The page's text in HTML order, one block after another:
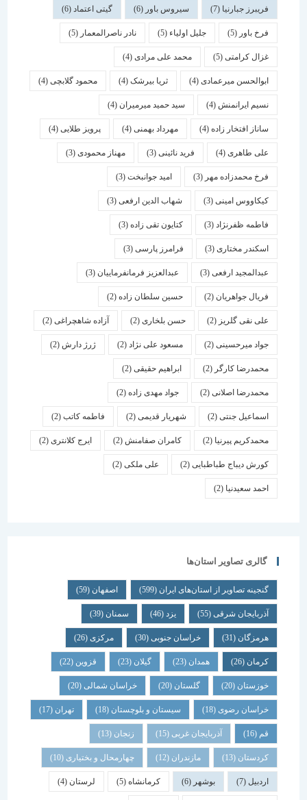
فریبرز جبارنیا(7) سیروس باور(6) گیتی اعتماد(6)
فرخ باور(5) جلیل اولیاء(5) نادر ناصرالمعمار (5)
غزال کرامتی(5) محمد علی مرادی(4)
ابوالحسن میرعمادی(4) ثریا بیرشک(4) محمود گلابچی(4)
نسیم ایرانمنش(4) سید حمید میرمیران(4)
ساناز افتخار زاده(4) مهرداد بهمنی (4) پرویز طلایی(4)
علی طاهری(4) فرید نائینی(3) مهناز محمودی(3)
فرخ محمدزاده مهر(3) امید جوانبخت(3)
کیکاووس امینی(3) شهاب الدین ارفعی(3)
فاطمه ظفرنژاد(3) کتایون تقی زاده(3)
اسكندر مختاری (3) فرامرز پارسی(3)
عبدالمجید ارفعی(3) عبدالعزیز فرمانفرماییان(3)
فریال جواهریان(2) حسین سلطان زاده(2)
علی نقی گلریز(2) حسن بلخاری(2) آزاده شاهچراغی(2)
جواد میرحسینی(2) مسعود علی نژاد(2) ژرژ دارش (2)
محمدرضا کارگر(2) ابراهیم حقیقی(2)
محمدرضا اصلانی(2) جواد مهدی زاده(2)
اسماعیل جنتی(2) شهریار قدیمی(2) فاطمه کاتب(2)
محمدکریم پیرنیا (2) کامران صفامنش(2) ایرج کلانتری (2)
کورش دیباج طباطبایی(2) علی ملکی(2)
احمد سعیدنیا (2)
گالری تصاویر استان‌ها
گنجینه تصاویر از استان‌های ایران(599) اصفهان (59)
آذربایجان شرقی(55) یزد سمنان (39)
هرمزگان(31) خراسان جنوبی(30) مرکزی (26)
همدان گیلان قزوین
خوزستان(20) گلستان (20) خراسان شمالی(20)
خراسان رضوی(18) سیستان و بلوچستان(18) تهران
آذربایجان غربی(15) زنجان
کردستان(13) مازندران(12) چهارمحال و بختیاری (10)
بوشهر کرمانشاه(5) لرستان (4)